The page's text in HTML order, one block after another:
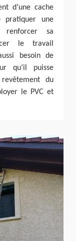
d’une cache
pratiquer une
sa
le travail
besoin de
qu’il puisse
du
le PVC et